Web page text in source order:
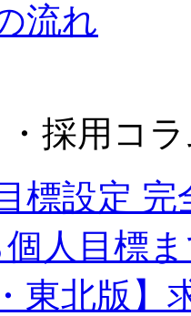
流れ
採用コ
標設定
人目標
・東北版